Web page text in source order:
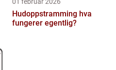
01 februar 2026
Hudoppstramming hva
fungerer egentlig?